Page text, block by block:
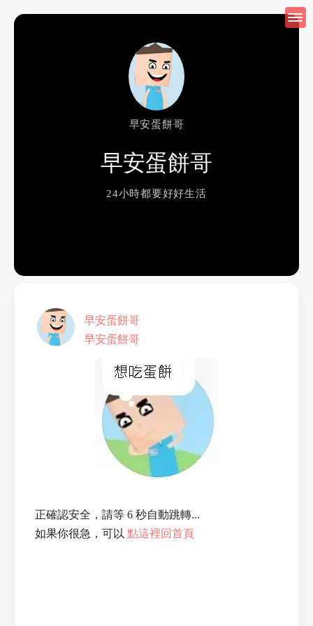
早安蛋餅哥
早安蛋餅哥
24小時都要好好生活
早安蛋餅哥
早安蛋餅哥
正確認安全，請等 6 秒自動跳轉...
如果你很急，可以 點這裡回首頁